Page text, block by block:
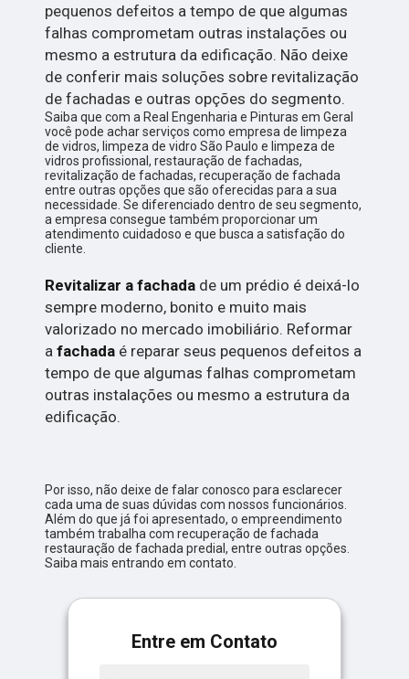
pequenos defeitos a tempo de que algumas
falhas comprometam outras instalações ou
mesmo a estrutura da edificação. Não deixe
de conferir mais soluções sobre revitalização
de fachadas e outras opções do segmento.
Saiba que com a Real Engenharia e Pinturas em Geral
você pode achar serviços como empresa de limpeza
de vidros, limpeza de vidro São Paulo e limpeza de
vidros profissional, restauração de fachadas,
revitalização de fachadas, recuperação de fachada
entre outras opções que são oferecidas para a sua
necessidade. Se diferenciado dentro de seu segmento,
a empresa consegue também proporcionar um
atendimento cuidadoso e que busca a satisfação do
cliente.
Revitalizar a fachada de um prédio é deixá-lo
sempre moderno, bonito e muito mais
valorizado no mercado imobiliário. Reformar
afachada é reparar seus pequenos defeitos a
tempo de que algumas falhas comprometam
outras instalações ou mesmo a estrutura da
edificação.
Por isso, não deixe de falar conosco para esclarecer
cada uma de suas dúvidas com nossos funcionários.
Além do que já foi apresentado, o empreendimento
também trabalha com recuperação de fachada
restauração de fachada predial, entre outras opções.
Saiba mais entrando em contato.
Entre em Contato